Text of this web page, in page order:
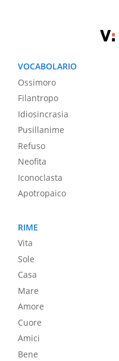
VOCABOLARIO
Ossimoro
Filantropo
Idiosincrasia
Pusillanime
Refuso
Neofita
Iconoclasta
Apotropaico
RIME
Vita
Sole
Casa
Mare
Amore
Cuore
Amici
Bene